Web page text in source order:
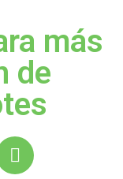
más
de